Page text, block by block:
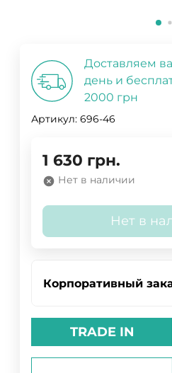
Доставляем
день и
2000 грн
Артикул: 696-46
1 630 грн.
Нет в наличии
Нет в
Корпоративный
TRADE IN